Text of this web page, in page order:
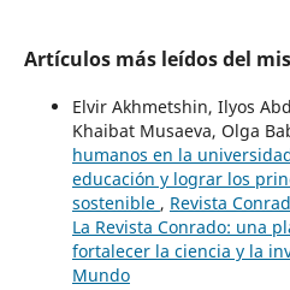
Artículos más leídos del
Elvir Akhmetshin, Ilyos
Khaibat Musaeva, Olga
humanos en la
educación y lograr los
sostenible , Revista
La Revista Conrado: una
fortalecer la ciencia y la
Mundo